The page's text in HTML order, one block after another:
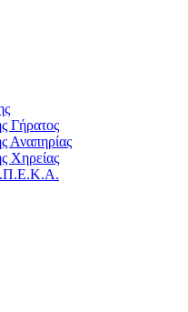
Γήρατος
Αναπηρίας
Χηρείας